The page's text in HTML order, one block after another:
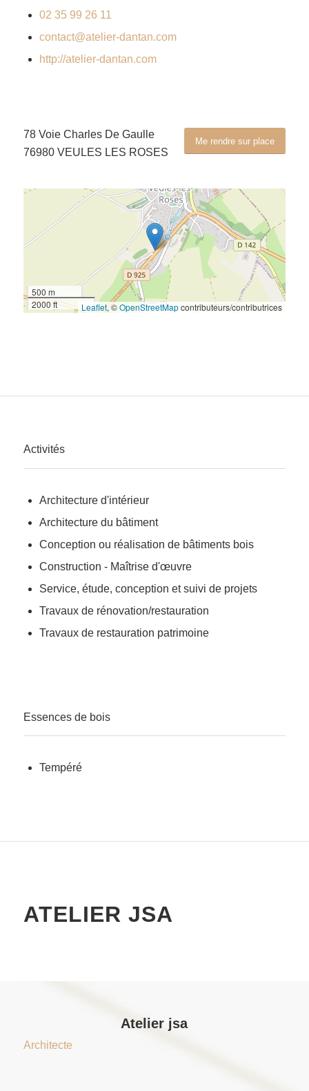
02 35 99 26 11
contact@atelier-dantan.com
http://atelier-dantan.com
Me rendre sur place
78 Voie Charles De Gaulle
76980 VEULES LES ROSES
500 m
2000 ft
Leaflet, ©OpenStreetMapcontributeurs/contributrices
Activités
Architecture d'intérieur
Architecture du bâtiment
Conception ou réalisation de bâtiments bois
Construction - Maîtrise d'œuvre
Service, étude, conception et suivi de projets
Travaux de rénovation/restauration
Travaux de restauration patrimoine
Essences de bois
Tempéré
ATELIER JSA
Atelier jsa
Architecte